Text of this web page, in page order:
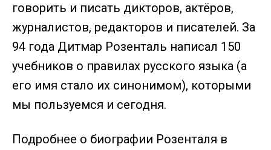
говорить и писать дикторов, актёров,
журналистов, редакторов и писателей. За
94 года Дитмар Розенталь написал 150
учебников о правилах русского языка (а
его имя стало их синонимом), которыми
мы пользуемся и сегодня.⁣
Подробнее о биографии Розенталя в